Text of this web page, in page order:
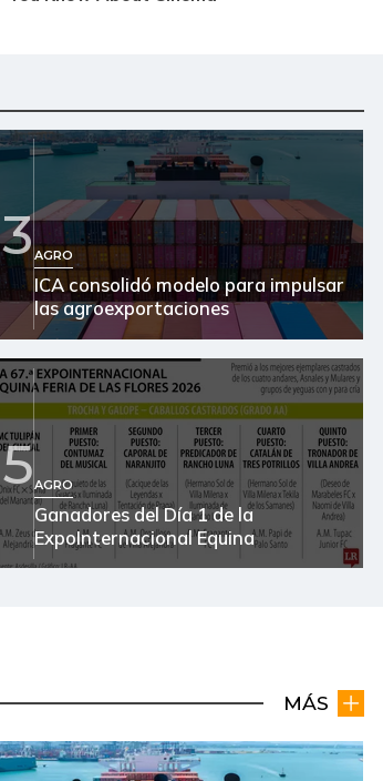
3AGRO
ICA consolidó modelo para impulsar
las agroexportaciones
5AGRO
Ganadores del Día 1 de la
ExpoInternacional Equina
MÁS